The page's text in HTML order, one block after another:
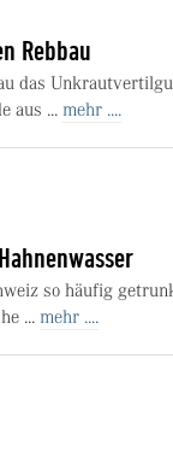
Rebbau
das
aus ... mehr ....
so häufig
... mehr ....